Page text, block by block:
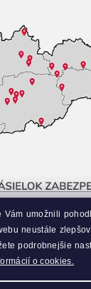
Vám umožnili
neustále
podrobnejšie
o cookies.